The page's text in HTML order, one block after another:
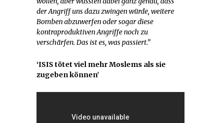
der Angriff uns dazu zwingen würde, weitere
Bomben abzuwerfen oder sogar diese
kontraproduktiven Angriffe noch zu
verschärfen. Das ist es, was passiert.”
‘ISIS tötet viel mehr Moslems als sie
zugeben können’